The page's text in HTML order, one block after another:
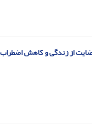
از زندگی و کاهش